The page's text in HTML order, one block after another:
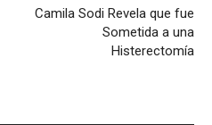
Camila Sodi Revela que fue
Sometida a una
Histerectomía